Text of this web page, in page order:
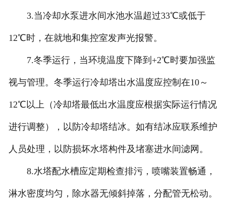
3.当冷却水泵进水间水池水温超过33℃或低于
12℃时，在就地和集控室发声光报警。
7.冬季运行，当环境温度下降到+2℃时要加强监
视与管理。冬季运行冷却塔出水温度应控制在10～
12℃以上（冷却塔最低出水温度应根据实际运行情况
进行调整），以防冷却塔结冰。如有结冰应联系维护
人员处理，以防损坏水塔构件及堵塞进水间滤网。
8.水塔配水槽应定期检查排污，喷嘴装置畅通，
淋水密度均匀，除水器无倾斜掉落，分配管无松动。